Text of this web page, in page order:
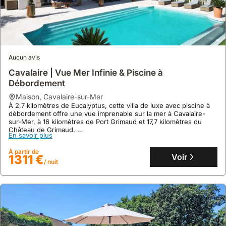
Aucun avis
Le Petit Refuge L Authentic L Shellter Rentals
À seulement 6 minutes de marche de la Plage de Bouillabaisse,
cette villa offre un accès rapide au littoral de Saint-Tropez.
Cette maison de vacances climatisée, disposant de deux
chambres et pouvant accueillir jusqu'à 5 personnes, propose une
connexion WiFi gratuite et une cuisine équipée.
À partir de
776 €/ nuit Voir
Aucun avis
Cavalaire | Vue Mer Infinie & Piscine à
Débordement
maison, Cavalaire-sur-Mer
À 2,7 kilomètres de Eucalyptus, cette villa de luxe avec piscine à
débordement offre une vue imprenable sur la mer à Cavalaire-
sur-Mer, à 16 kilomètres de Port Grimaud et 17,7 kilomètres du
Château de Grimaud.
Cette maison de vacances spacieuse de 300 m² peut accueillir
jusqu'à 23 personnes avec ses 5 chambres, 5 salles de bain, une
cuisine équipée et un bar, garantissant un séjour confortable.
En savoir plus
À partir de
1311 €/ nuit Voir